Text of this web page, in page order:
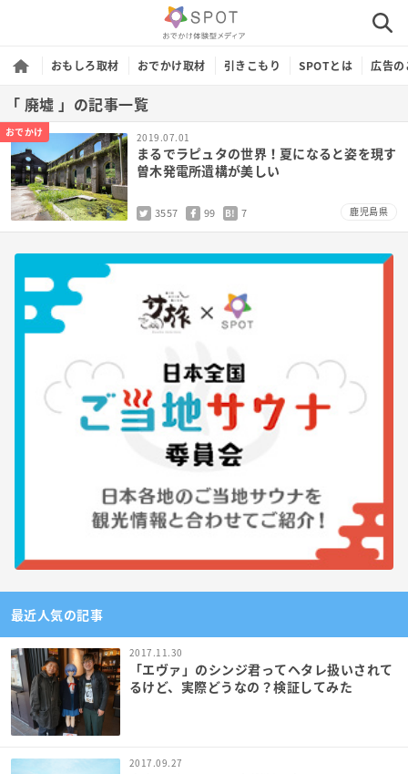
おもしろ取材 おでかけ取材 引きこもり SPOTとは 広告
「 廃墟 」の記事一覧
おでかけ 2019.07.01
まるでラピュタの世界！夏になると姿を現す
曽木発電所遺構が美しい
3557 99 B! 7 鹿児島県
最近人気の記事
2017.11.30
「エヴァ」のシンジ君ってヘタレ扱いされて
るけど、実際どうなの？検証してみた
2017.09.27